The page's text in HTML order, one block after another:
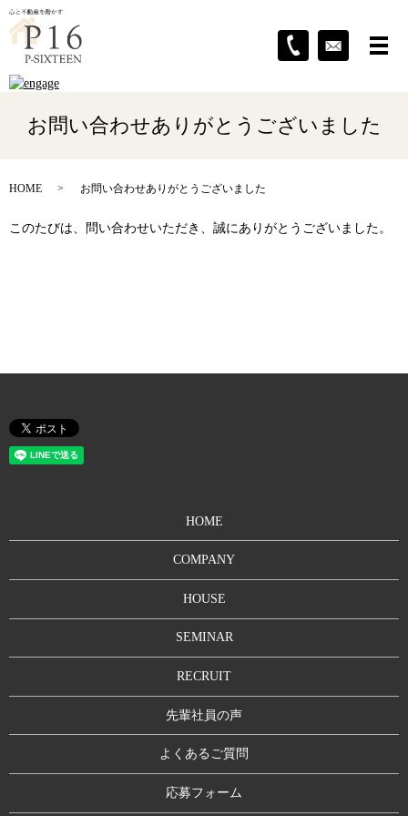
お問い合わせありがとうございました
HOME お問い合わせありがとうございました
このたびは、問い合わせいただき、誠にありがとうございました。
HOME
COMPANY
HOUSE
SEMINAR
RECRUIT
先輩社員の声
よくあるご質問
応募フォーム